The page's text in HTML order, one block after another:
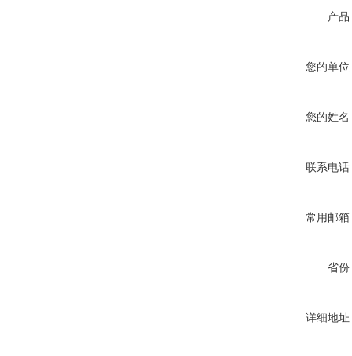
产品
您的单位
您的姓名
联系电话
常用邮箱
省份
详细地址